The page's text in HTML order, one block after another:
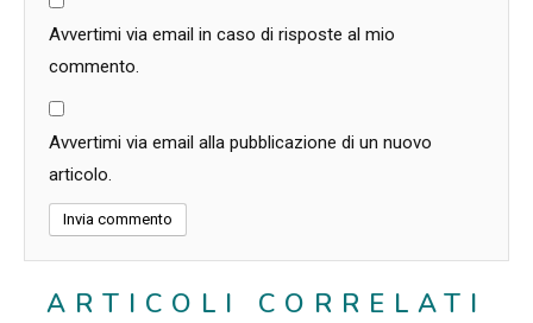
Avvertimi via email in caso di risposte al mio
commento.
Avvertimi via email alla pubblicazione di un nuovo
articolo.
ARTICOLI CORRELATI